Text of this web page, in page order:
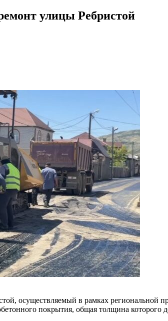
улицы Ребристой
осуществляемый в рамках региональной
покрытия, общая толщина которого